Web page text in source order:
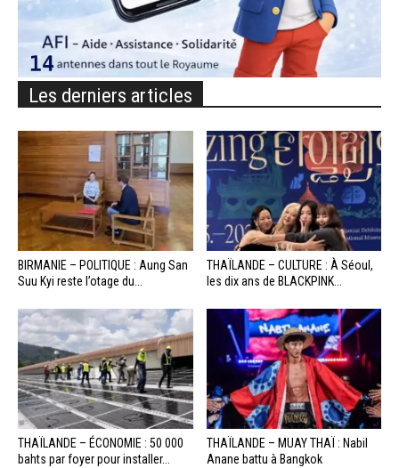
Les derniers articles
BIRMANIE – POLITIQUE : Aung San
Suu Kyi reste l’otage du...
THAÏLANDE – CULTURE : À Séoul,
les dix ans de BLACKPINK...
THAÏLANDE – ÉCONOMIE : 50 000
bahts par foyer pour installer...
THAÏLANDE – MUAY THAÏ : Nabil
Anane battu à Bangkok